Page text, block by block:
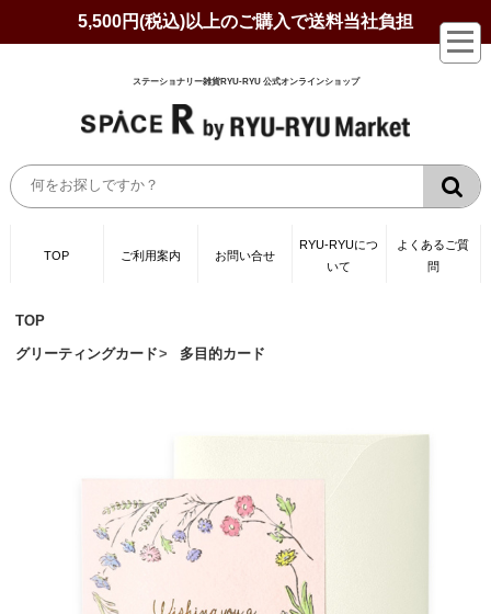
5,500円(税込)以上のご購入で送料当社負担
ステーショナリー雑貨RYU-RYU 公式オンラインショップ
TOP ご利用案内 お問い合せ
RYU-RYUにつ
いて
よくあるご質
問
TOP
グリーティングカード
多目的カード